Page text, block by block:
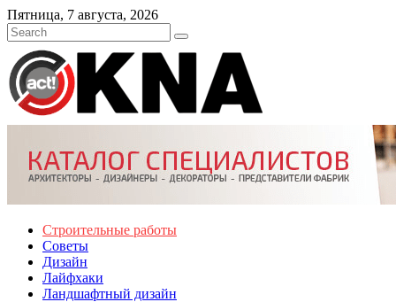
Skip
to
content
Пятница, 7 августа, 2026
Строительные работы
Советы
Дизайн
Лайфхаки
Ландшафтный дизайн